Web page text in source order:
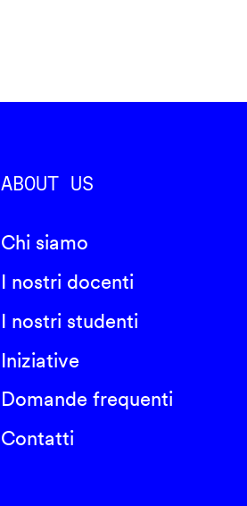
ABOUT US
Chi siamo
I nostri docenti
I nostri studenti
Iniziative
Domande frequenti
Contatti